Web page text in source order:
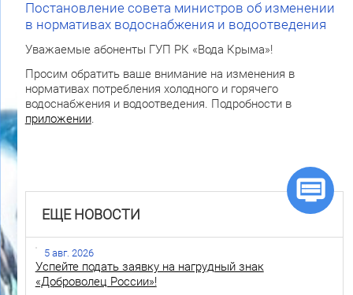
Постановление совета министров об изменении
в нормативах водоснабжения и водоотведения
Уважаемые абоненты ГУП РК «Вода Крыма»!
Просим обратить ваше внимание на изменения в
нормативах потребления холодного и горячего
водоснабжения и водоотведения. Подробности в
приложении.
ЕЩЕ НОВОСТИ
5 авг. 2026
Успейте подать заявку на нагрудный знак
«Доброволец России»!